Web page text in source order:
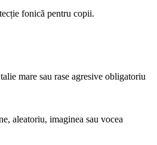
fonică pentru copii.
mare sau rase agresive obligatoriu
aleatoriu, imaginea sau vocea